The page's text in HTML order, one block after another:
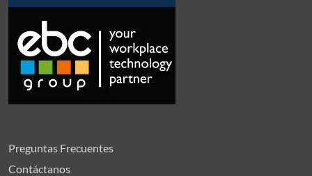
Preguntas Frecuentes
Contáctanos